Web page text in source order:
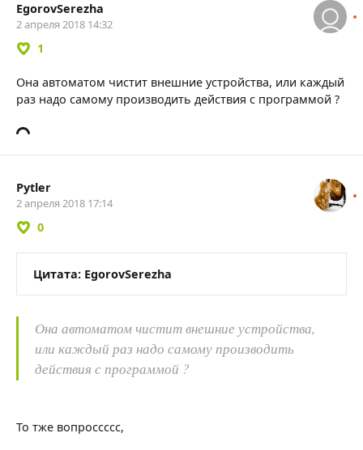
EgorovSerezha
2 апреля 2018 14:32
1
Она автоматом чистит внешние устройства, или каждый
раз надо самому производить действия с программой ?
Pytler
2 апреля 2018 17:14
0
Цитата: EgorovSerezha
Она автоматом чистит внешние устройства,
или каждый раз надо самому производить
действия с программой ?
То тже вопроссссс,